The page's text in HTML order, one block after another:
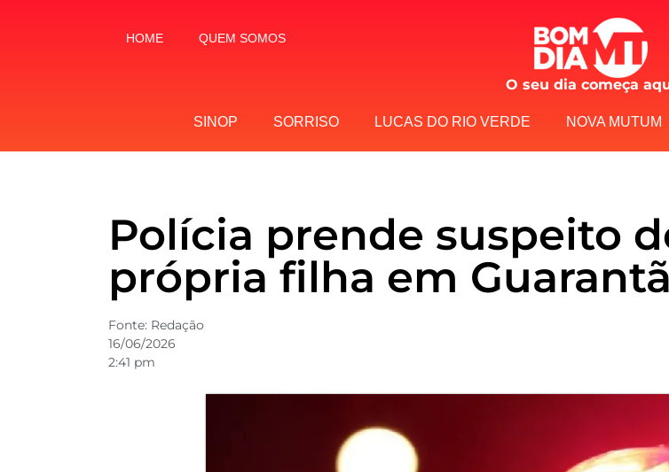
HOME QUEM SOMOS
O seu dia começa
SINOP SORRISO LUCAS DO RIO VERDE NOVA MUTUM
Polícia prende suspeito
própria filha em
Fonte: Redação
16/06/2026
2:41 pm